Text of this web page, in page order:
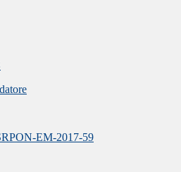
EM-2017-59